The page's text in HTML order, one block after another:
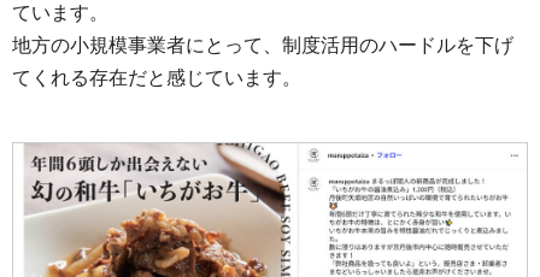
ています。
地方の小規模事業者にとって、制度活用のハードルを下げ
てくれる存在だと感じています。